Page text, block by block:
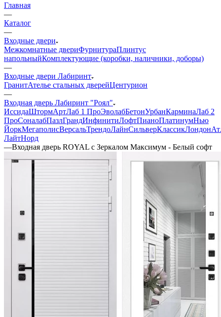
Главная
—
Каталог
—
Входные двери
Межкомнатные двериФурнитураПлинтус
напольныйКомплектующие (коробки, наличники, доборы)
—
Входные двери Лабиринт
ГранитАтелье стальных дверейЦентурион
—
Входная дверь Лабиринт "Роял"
ИссидаШтормАртЛаб 1 ПроЭволабБетонУрбанКарминаЛаб 2
ПроСоналабПазлГрандИнфинитиЛофтПианоПлатинумНью
ЙоркМегаполисВерсальТрендоЛайнСильверКлассикЛондон
ЛайтНорд
—Входная дверь ROYAL с Зеркалом Максимум - Белый софт